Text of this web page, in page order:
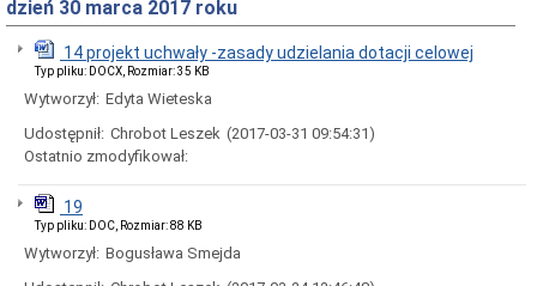
Rady
Miejskiej
Dyżury
Biurze
Miejskiej
Składy
komisji
stałych
dzień 30 marca 2017 roku
14 projekt uchwały -zasady udzielania dotacji celowej
Typ pliku: DOCX, Rozmiar: 35 KB
Wytworzył: Edyta Wieteska
Udostępnił: Chrobot Leszek (2017-03-31 09:54:31)
Ostatnio zmodyfikował:
19
Typ pliku: DOC, Rozmiar: 88 KB
Wytworzył: Bogusława Smejda